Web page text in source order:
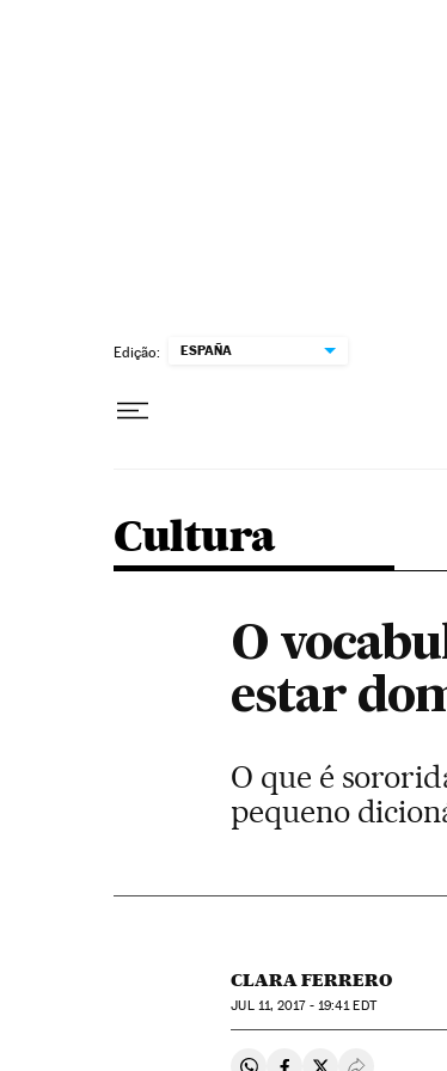
Edição: ESPAÑA
Cultura
O
estar
O que é
pequeno
CLARA FERRERO
JUL11, 2017 - 19:41EDT